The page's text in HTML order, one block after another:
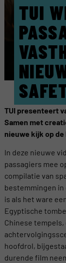
TUI
TUI presenteert
Samen met
nieuwe kijk op
In deze nieuwe
passagiers mee
compilatie van
bestemmingen
is als het ware
Egyptische
Chinese
hoofdrol,
durende film